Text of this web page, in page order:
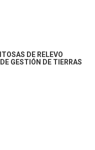
DE RELEVO
GESTIÓN DE TIERRAS